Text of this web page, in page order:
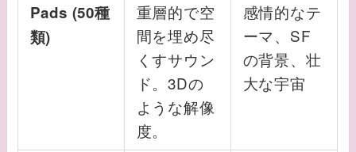
Pads (50種
類)
重層的で空
間を埋め尽
くすサウン
ド。3Dの
ような解像
度。
感情的なテ
ーマ、SF
の背景、壮
大な宇宙